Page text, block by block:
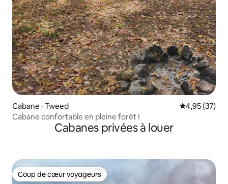
Cabane · Tweed Note
4,95 (37)
Cabane confortable en pleine forêt !
Cabanes privées à louer
Coup de cœur voyageurs
Coup de cœur voyageurs